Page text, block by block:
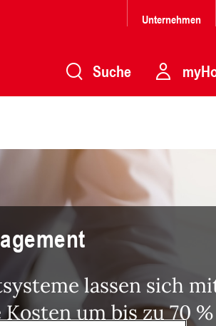
Unternehmen
Suche
lassen sich
um bis zu 70